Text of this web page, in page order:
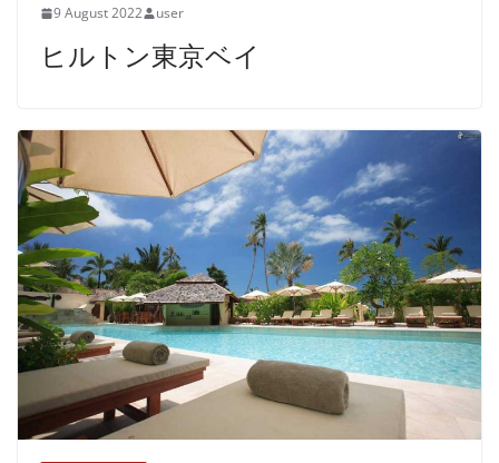
9 August 2022 user
ヒルトン東京ベイ